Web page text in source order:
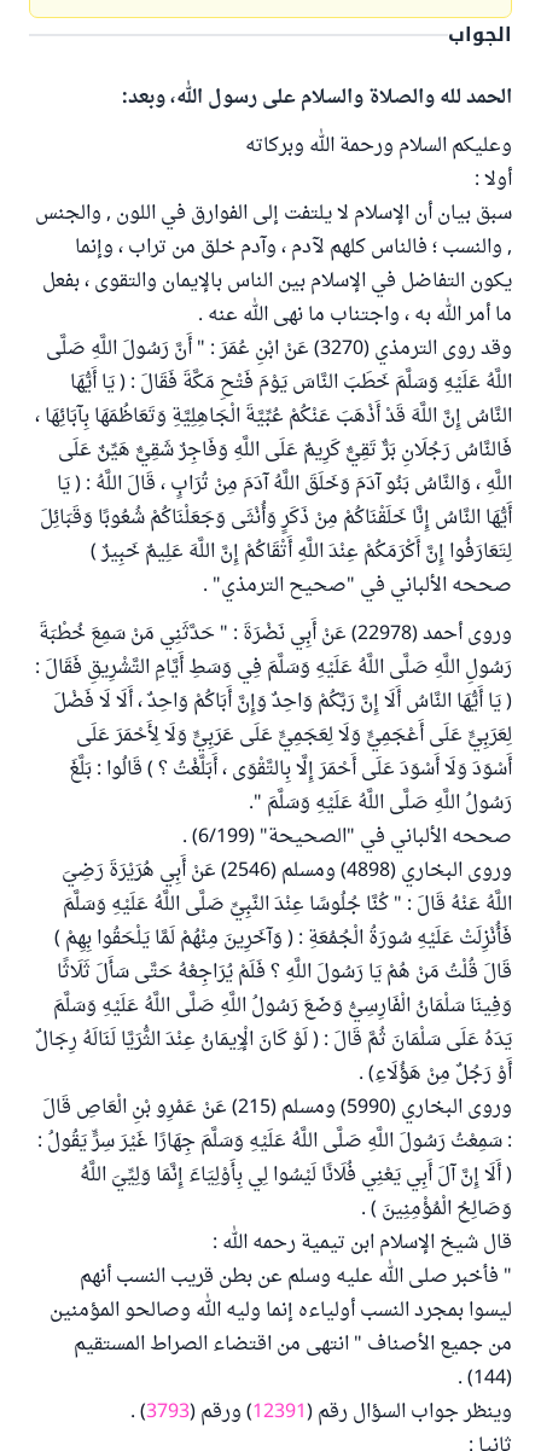
الجواب
الحمد لله والصلاة والسلام على رسول الله، وبعد:
وعليكم السلام ورحمة الله وبركاته
أولا :
سبق بيان أن الإسلام لا يلتفت إلى الفوارق في اللون , والجنس
, والنسب ؛ فالناس كلهم لآدم ، وآدم خلق من تراب ، وإنما
يكون التفاضل في الإسلام بين الناس بالإيمان والتقوى ، بفعل
ما أمر الله به ، واجتناب ما نهى الله عنه .
وقد روى الترمذي (3270) عَنْ ابْنِ عُمَرَ : " أَنَّ رَسُولَ اللَّهِ صَلَّى
اللَّهُ عَلَيْهِ وَسَلَّمَ خَطَبَ النَّاسَ يَوْمَ فَتْحِ مَكَّةَ فَقَالَ : ( يَا أَيُّهَا
النَّاسُ إِنَّ اللَّهَ قَدْ أَذْهَبَ عَنْكُمْ عُبِّيَّةَ الْجَاهِلِيَّةِ وَتَعَاظُمَهَا بِآبَائِهَا ،
فَالنَّاسُ رَجُلَانِ بَرٌّ تَقِيٌّ كَرِيمٌ عَلَى اللَّهِ وَفَاجِرٌ شَقِيٌّ هَيِّنٌ عَلَى
اللَّهِ ، وَالنَّاسُ بَنُو آدَمَ وَخَلَقَ اللَّهُ آدَمَ مِنْ تُرَابٍ ، قَالَ اللَّهُ : ( يَا
أَيُّهَا النَّاسُ إِنَّا خَلَقْنَاكُمْ مِنْ ذَكَرٍ وَأُنْثَى وَجَعَلْنَاكُمْ شُعُوبًا وَقَبَائِلَ
لِتَعَارَفُوا إِنَّ أَكْرَمَكُمْ عِنْدَ اللَّهِ أَتْقَاكُمْ إِنَّ اللَّهَ عَلِيمٌ خَبِيرٌ )
صححه الألباني في "صحيح الترمذي" .
وروى أحمد (22978) عَنْ أَبِي نَضْرَةَ : " حَدَّثَنِي مَنْ سَمِعَ خُطْبَةَ
رَسُولِ اللَّهِ صَلَّى اللَّهُ عَلَيْهِ وَسَلَّمَ فِي وَسَطِ أَيَّامِ التَّشْرِيقِ فَقَالَ :
( يَا أَيُّهَا النَّاسُ أَلَا إِنَّ رَبَّكُمْ وَاحِدٌ وَإِنَّ أَبَاكُمْ وَاحِدٌ ، أَلَا لَا فَضْلَ
لِعَرَبِيٍّ عَلَى أَعْجَمِيٍّ وَلَا لِعَجَمِيٍّ عَلَى عَرَبِيٍّ وَلَا لِأَحْمَرَ عَلَى
أَسْوَدَ وَلَا أَسْوَدَ عَلَى أَحْمَرَ إِلَّا بِالتَّقْوَى ، أَبَلَّغْتُ ؟ ) قَالُوا : بَلَّغَ
رَسُولُ اللَّهِ صَلَّى اللَّهُ عَلَيْهِ وَسَلَّمَ ".
صححه الألباني في "الصحيحة" (6/199) .
وروى البخاري (4898) ومسلم (2546) عَنْ أَبِي هُرَيْرَةَ رَضِيَ
اللَّهُ عَنْهُ قَالَ : " كُنَّا جُلُوسًا عِنْدَ النَّبِيِّ صَلَّى اللَّهُ عَلَيْهِ وَسَلَّمَ
فَأُنْزِلَتْ عَلَيْهِ سُورَةُ الْجُمُعَةِ : ( وَآخَرِينَ مِنْهُمْ لَمَّا يَلْحَقُوا بِهِمْ )
قَالَ قُلْتُ مَنْ هُمْ يَا رَسُولَ اللَّهِ ؟ فَلَمْ يُرَاجِعْهُ حَتَّى سَأَلَ ثَلَاثًا
وَفِينَا سَلْمَانُ الْفَارِسِيُّ وَضَعَ رَسُولُ اللَّهِ صَلَّى اللَّهُ عَلَيْهِ وَسَلَّمَ
يَدَهُ عَلَى سَلْمَانَ ثُمَّ قَالَ : ( لَوْ كَانَ الْإِيمَانُ عِنْدَ الثُّرَيَّا لَنَالَهُ رِجَالٌ
أَوْ رَجُلٌ مِنْ هَؤُلَاءِ) .
وروى البخاري (5990) ومسلم (215) عَنْ عَمْرِو بْنِ الْعَاصِ قَالَ
: سَمِعْتُ رَسُولَ اللَّهِ صَلَّى اللَّهُ عَلَيْهِ وَسَلَّمَ جِهَارًا غَيْرَ سِرٍّ يَقُولُ :
( أَلَا إِنَّ آلَ أَبِي يَعْنِي فُلَانًا لَيْسُوا لِي بِأَوْلِيَاءَ إِنَّمَا وَلِيِّيَ اللَّهُ
وَصَالِحُ الْمُؤْمِنِينَ ) .
قال شيخ الإسلام ابن تيمية رحمه الله :
" فأخبر صلى الله عليه وسلم عن بطن قريب النسب أنهم
ليسوا بمجرد النسب أولياءه إنما وليه الله وصالحو المؤمنين
من جميع الأصناف " انتهى من اقتضاء الصراط المستقيم
(144) .
وينظر جواب السؤال رقم (12391) ورقم (3793
) .